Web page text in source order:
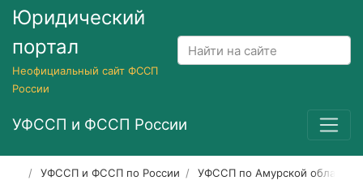
Юридический
портал
Неофициальный сайт ФССП
России
УФССП и ФССП России
УФССП и ФССП по России УФССП по Амурской области